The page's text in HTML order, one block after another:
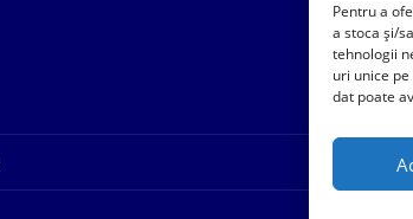
Pentru a
a stoca și/
tehnologii
uri unice
dat poate